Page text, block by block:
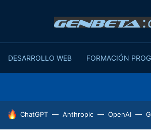
DESARROLLO WEB FORMACIÓN
HOY SE HABLA DE
ChatGPT Anthropic OpenAI